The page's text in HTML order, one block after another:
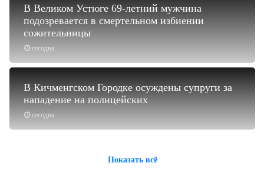
сегодня
В Великом Устюге 69-летний мужчина
подозревается в смертельном избиении
сожительницы
сегодня
В Кичменгском Городке осуждены супруги за
нападение на полицейских
Показать всё